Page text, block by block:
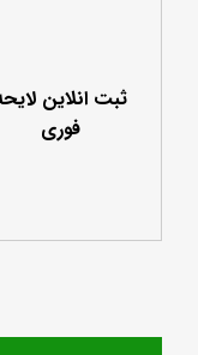
ثبت انلاین
فوری